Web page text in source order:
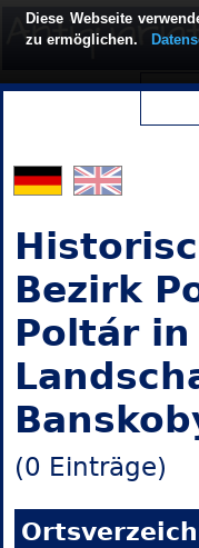
Bezirk
Poltár
(0 Einträge)
Diese Webseite
zu ermöglichen.